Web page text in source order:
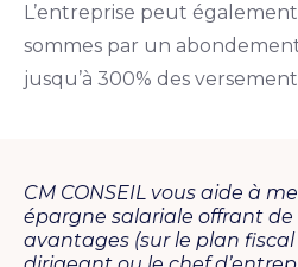
L’entreprise peut
sommes par un
jusqu’à 300% des
CM CONSEIL vous aide à
épargne salariale offrant
avantages (sur le plan